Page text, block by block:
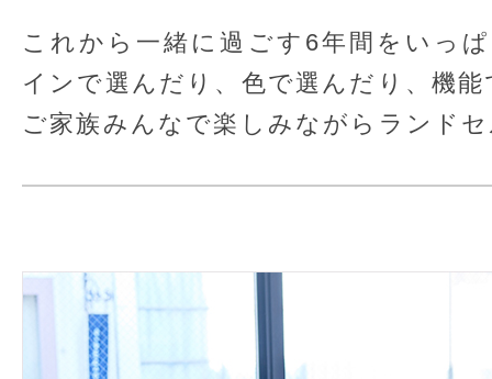
これから一緒に過ごす6年間をいっ
インで選んだり、色で選んだり、機
ご家族みんなで楽しみながらランド